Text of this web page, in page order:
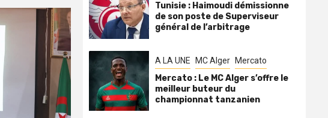
Tunisie : Haimoudi démissionne
de son poste de Superviseur
général de l’arbitrage
A LA UNE MC Alger Mercato
Mercato : Le MC Alger s’offre le
meilleur buteur du
championnat tanzanien